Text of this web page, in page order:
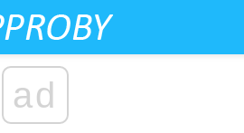
ad